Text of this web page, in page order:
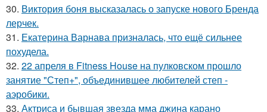
30. Виктория боня высказалась о запуске нового Бренда
лерчек.
31. Екатерина Варнава призналась, что ещё сильнее
похудела.
32. 22 апреля в Fitness House на пулковском прошло
занятие "Степ+", объединившее любителей степ -
аэробики.
33. Актриса и бывшая звезда мма джина карано